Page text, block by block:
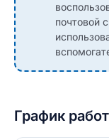
почтовой
График